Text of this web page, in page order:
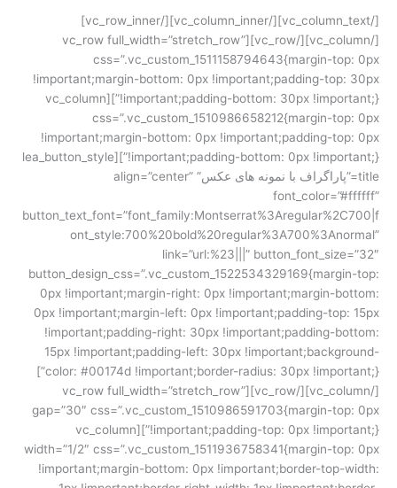
[/vc_column_text][/vc_column_inner][/vc_row_inner]
[/vc_column][/vc_row][vc_row full_width=”stretch_row”
css=”.vc_custom_1511158794643{margin-top: 0px
!important;margin-bottom: 0px !important;padding-top: 30px
!important;padding-bottom: 30px !important;}”][vc_column
css=”.vc_custom_1510986658212{margin-top: 0px
!important;margin-bottom: 0px !important;padding-top: 0px
!important;padding-bottom: 0px !important;}”][lea_button_style
title=”پاراگراف با نمونه های عکس” align=”center”
font_color=”#ffffff”
button_text_font=”font_family:Montserrat%3Aregular%2C700|f
ont_style:700%20bold%20regular%3A700%3Anormal”
link=”url:%23|||” button_font_size=”32″
button_design_css=”.vc_custom_1522534329169{margin-top:
0px !important;margin-right: 0px !important;margin-bottom:
0px !important;margin-left: 0px !important;padding-top: 15px
!important;padding-right: 30px !important;padding-bottom:
15px !important;padding-left: 30px !important;background-
color: #00174d !important;border-radius: 30px !important;}”]
[/vc_column][/vc_row][vc_row full_width=”stretch_row”
gap=”30″ css=”.vc_custom_1510986591703{margin-top: 0px
!important;padding-top: 0px !important;}”][vc_column
width=”1/2″ css=”.vc_custom_1511936758341{margin-top: 0px
!important;margin-bottom: 0px !important;border-top-width: